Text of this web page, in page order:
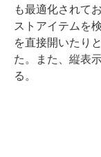
も最適化されて
ストアイテムを
を直接開いたり
た。また、縦表
る。